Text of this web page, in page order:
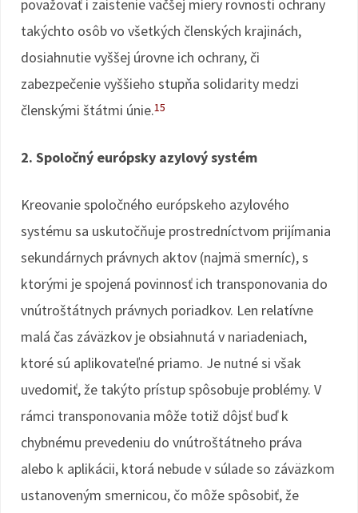
považovať i zaistenie väčšej miery rovnosti ochrany
takýchto osôb vo všetkých členských krajinách,
dosiahnutie vyššej úrovne ich ochrany, či
zabezpečenie vyššieho stupňa solidarity medzi
členskými štátmi únie.15
2. Spoločný európsky azylový systém
Kreovanie spoločného európskeho azylového
systému sa uskutočňuje prostredníctvom prijímania
sekundárnych právnych aktov (najmä smerníc), s
ktorými je spojená povinnosť ich transponovania do
vnútroštátnych právnych poriadkov. Len relatívne
malá čas záväzkov je obsiahnutá v nariadeniach,
ktoré sú aplikovateľné priamo. Je nutné si však
uvedomiť, že takýto prístup spôsobuje problémy. V
rámci transponovania môže totiž dôjsť buď k
chybnému prevedeniu do vnútroštátneho práva
alebo k aplikácii, ktorá nebude v súlade so záväzkom
ustanoveným smernicou, čo môže spôsobiť, že